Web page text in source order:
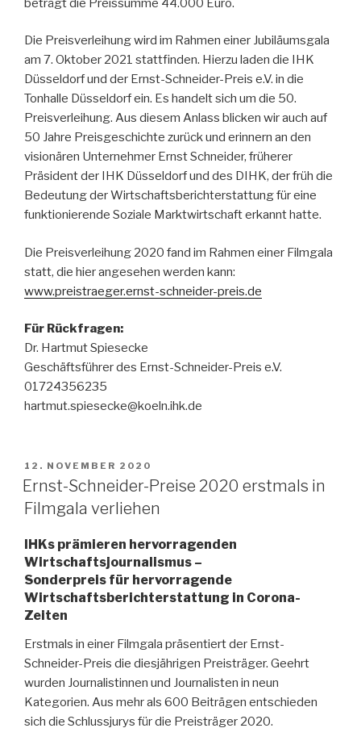
Die Preisverleihung wird im Rahmen einer Jubiläumsgala
am 7. Oktober 2021 stattfinden. Hierzu laden die IHK
Düsseldorf und der Ernst-Schneider-Preis e.V. in die
Tonhalle Düsseldorf ein. Es handelt sich um die 50.
Preisverleihung. Aus diesem Anlass blicken wir auch auf
50 Jahre Preisgeschichte zurück und erinnern an den
visionären Unternehmer Ernst Schneider, früherer
Präsident der IHK Düsseldorf und des DIHK, der früh die
Bedeutung der Wirtschaftsberichterstattung für eine
funktionierende Soziale Marktwirtschaft erkannt hatte.
Die Preisverleihung 2020 fand im Rahmen einer Filmgala
statt, die hier angesehen werden kann:
www.preistraeger.ernst-schneider-preis.de
Für Rückfragen:
Dr. Hartmut Spiesecke
Geschäftsführer des Ernst-Schneider-Preis e.V.
01724356235
hartmut.spiesecke@koeln.ihk.de
VERÖFFENTLICHT
AM
12. NOVEMBER 2020
Ernst-Schneider-Preise 2020 erstmals in
Filmgala verliehen
HKs prämieren hervorragenden
Wirtschaftsjournalismus –
Sonderpreis für hervorragende
Wirtschaftsberichterstattung in Corona-
Zeiten
Erstmals in einer Filmgala präsentiert der Ernst-
Schneider-Preis die diesjährigen Preisträger. Geehrt
wurden Journalistinnen und Journalisten in neun
Kategorien. Aus mehr als 600 Beiträgen entschieden
sich die Schlussjurys für die Preisträger 2020.